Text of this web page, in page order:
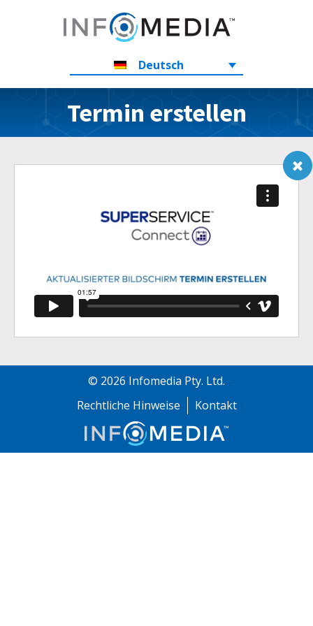
Deutsch
Termin erstellen
© 2026 Infomedia Pty. Ltd.
Rechtliche Hinweise
Kontakt